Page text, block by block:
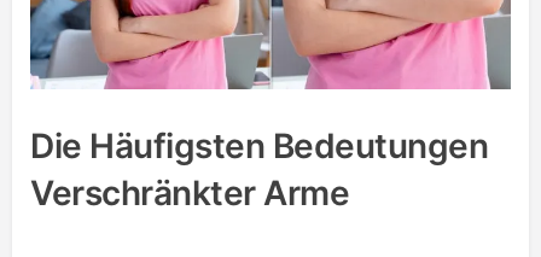
Die Häufigsten Bedeutungen
Verschränkter Arme